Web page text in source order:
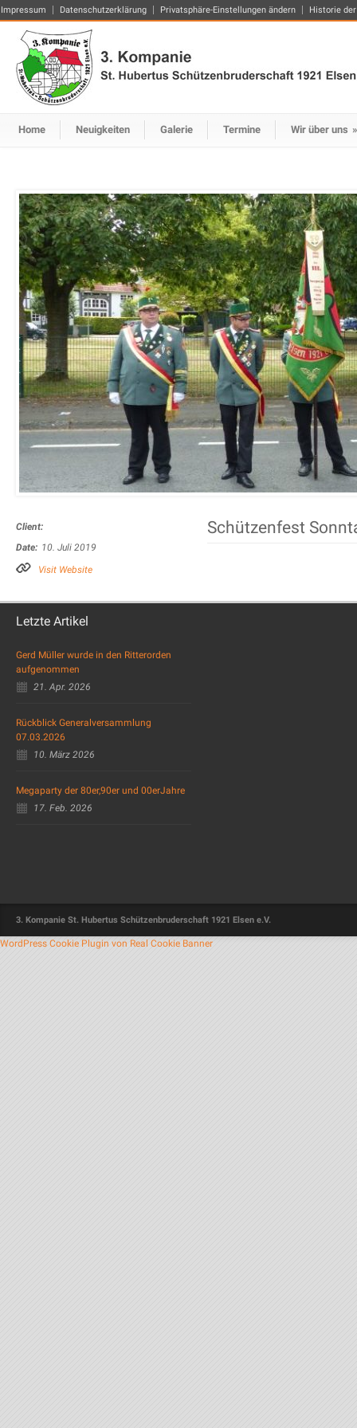
Impressum Datenschutzerklärung Privatsphäre-Einstellungen ändern Historie
Home Neuigkeiten Galerie Termine Wir über uns »
Client:
Date: 10. Juli 2019
Visit Website
Schützenfest
Letzte Artikel
Gerd Müller wurde in den Ritterorden
aufgenommen
21. Apr. 2026
Rückblick Generalversammlung
07.03.2026
10. März 2026
Megaparty der 80er,90er und 00erJahre
17. Feb. 2026
3. Kompanie St. Hubertus Schützenbruderschaft 1921 Elsen e.V.
WordPress Cookie Plugin von Real Cookie Banner